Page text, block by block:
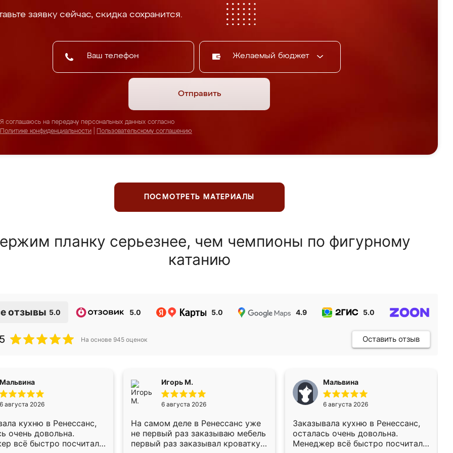
заявку сейчас, скидка сохранится.
Желаемый бюджет
Отправить
Я соглашаюсь на передачу персональных данных согласно
Политике конфиденциальности
Пользовательскому соглашению
ПОСМОТРЕТЬ МАТЕРИАЛЫ
планку серьезнее, чем чемпионы по фигурному
катанию
отзывы 5.0 5.0 5.0 4.9 5.0
На основе 945 оценок Оставить отзыв
Мальвина
6 августа 2026
кухню в Ренессанс,
очень довольна.
всё быстро посчитала,
Игорь М.
6 августа 2026
На самом деле в Ренессанс уже
не первый раз заказываю мебель
первый раз заказывал кроватку
Мальвина
6 августа 2026
Заказывала кухню в Ренессанс,
осталась очень довольна.
Менеджер всё быстро посчитала,